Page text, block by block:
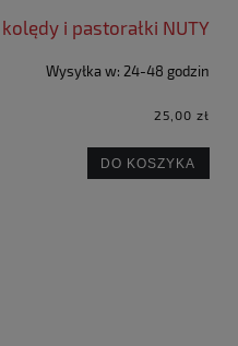
i pastorałki NUTY
Wysyłka w: 24-48 godzin
25,00 zł
DO KOSZYKA